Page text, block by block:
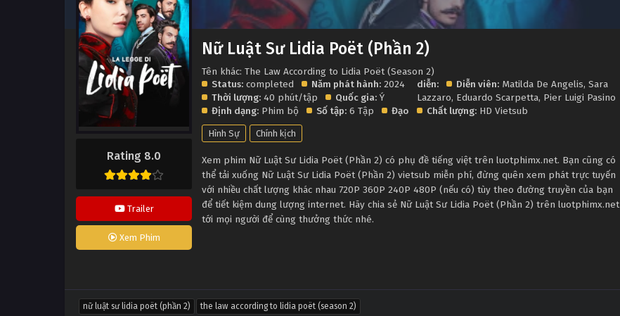
Rating 8.0
Trailer
Xem Phim
Nữ Luật Sư Lidia Poët (Phần 2)
Tên khác: The Law According to Lidia Poët (Season 2)
Status: completed Năm phát hành: 2024
Thời lượng: 40 phút/tập Quốc gia: Ý
Định dạng: Phim bộ Số tập: 6 Tập Đạo
diễn: Diễn viên: Matilda De Angelis, Sara
Lazzaro, Eduardo Scarpetta, Pier Luigi Pasino
Chất lượng: HD Vietsub
Hình Sự Chính kịch
Xem phim Nữ Luật Sư Lidia Poët (Phần 2) có phụ đề tiếng việt trên luotphimx.net. Bạn cũng có
thể tải xuống Nữ Luật Sư Lidia Poët (Phần 2) vietsub miễn phí, đừng quên xem phát trực tuyến
với nhiều chất lượng khác nhau 720P 360P 240P 480P (nếu có) tùy theo đường truyền của bạn
để tiết kiệm dung lượng internet. Hãy chia sẻ Nữ Luật Sư Lidia Poët (Phần 2) trên luotphimx.net
tới mọi người để cùng thưởng thức nhé.
nữ luật sư lidia poët (phần 2) the law according to lidia poët (season 2)